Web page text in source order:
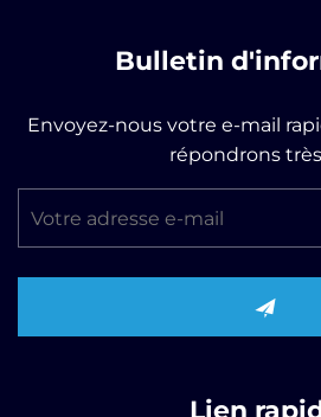
Bulletin
Envoyez-nous votre e-mail
répondrons
Lien